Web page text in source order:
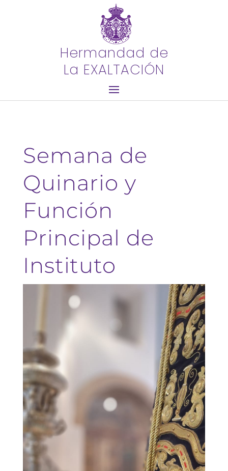
Hermandad de
La EXALTACIÓN
Semana de
Quinario y
Función
Principal de
Instituto